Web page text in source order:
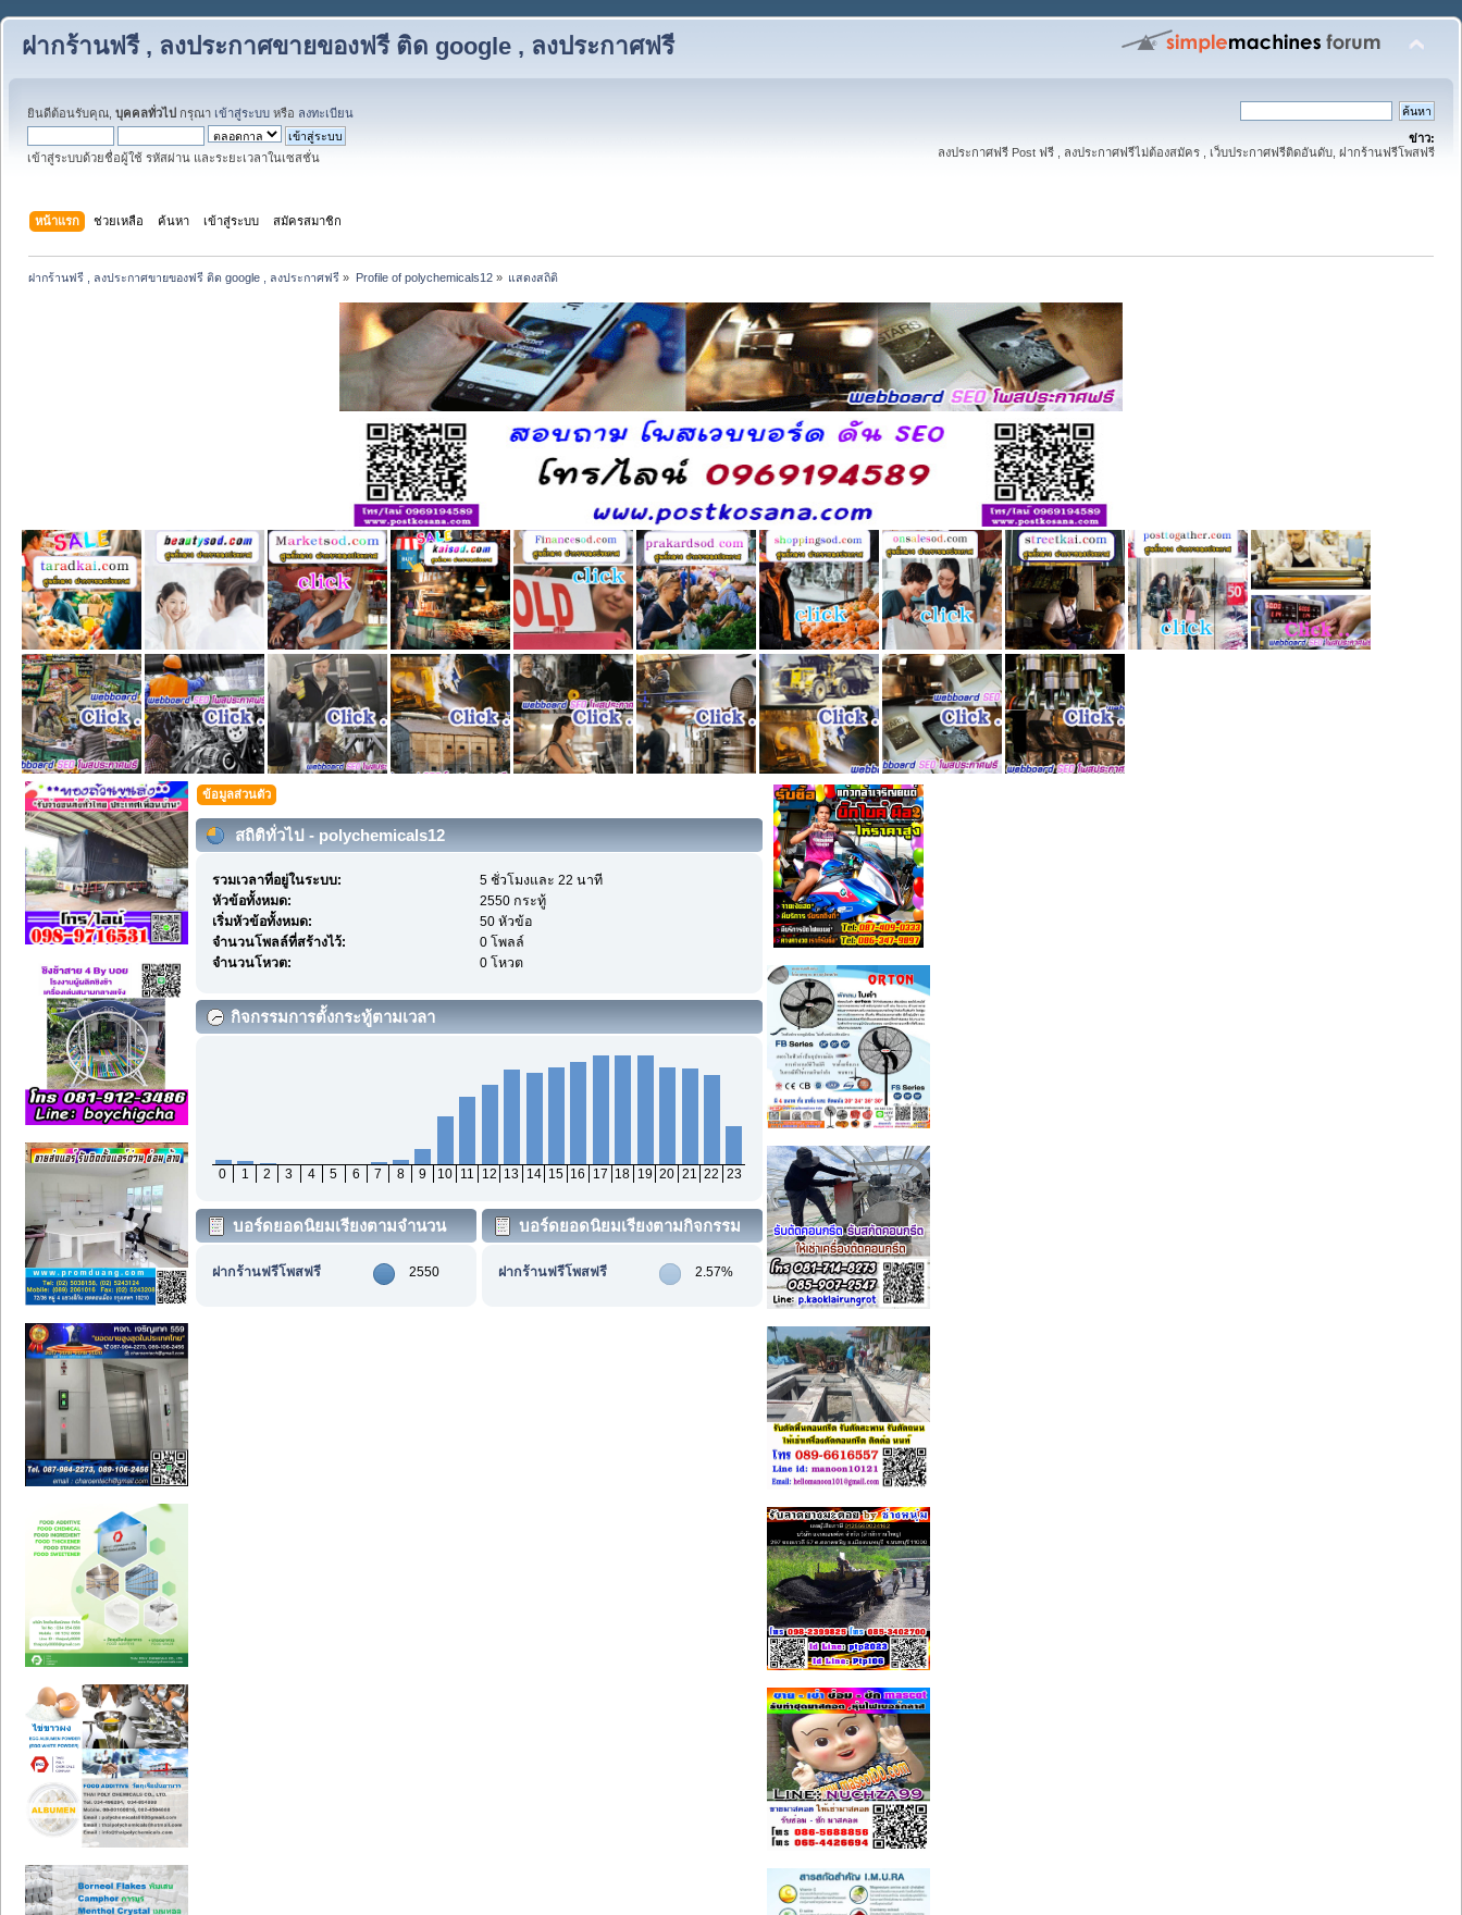
ฝากร้านฟรี , ลงประกาศขายของฟรี ติด google , ลงประกาศฟรี
ยินดีต้อนรับคุณ, บุคคลทั่วไป กรุณา เข้าสู่ระบบ หรือ ลงทะเบียน
เข้าสู่ระบบด้วยชื่อผู้ใช้ รหัสผ่าน และระยะเวลาในเซสชั่น
ข่าว:
ลงประกาศฟรี Post ฟรี , ลงประกาศฟรีไม่ต้องสมัคร , เว็บประกาศฟรีติดอันดับ, ฝากร้านฟรีโพสฟรี
หน้าแรก ช่วยเหลือ ค้นหา เข้าสู่ระบบ สมัครสมาชิก
ฝากร้านฟรี , ลงประกาศขายของฟรี ติด google , ลงประกาศฟรี » Profile of polychemicals12» แสดงสถิติ
ข้อมูลส่วนตัว
สถิติทั่วไป - polychemicals12
รวมเวลาที่อยู่ในระบบ:
5 ชั่วโมงและ 22 นาที
หัวข้อทั้งหมด:
2550 กระทู้
เริ่มหัวข้อทั้งหมด:
50 หัวข้อ
จำนวนโพลล์ที่สร้างไว้:
0 โพลล์
จำนวนโหวต:
0 โหวต
กิจกรรมการตั้งกระทู้ตามเวลา
0 1 2 3 4 5 6 7 8 9 10 11 12 13 14 15 16 17 18 19 20 21 22 23
บอร์ดยอดนิยมเรียงตามจำนวน
ฝากร้านฟรีโพสฟรี 2550
บอร์ดยอดนิยมเรียงตามกิจกรรม
ฝากร้านฟรีโพสฟรี 2.57%